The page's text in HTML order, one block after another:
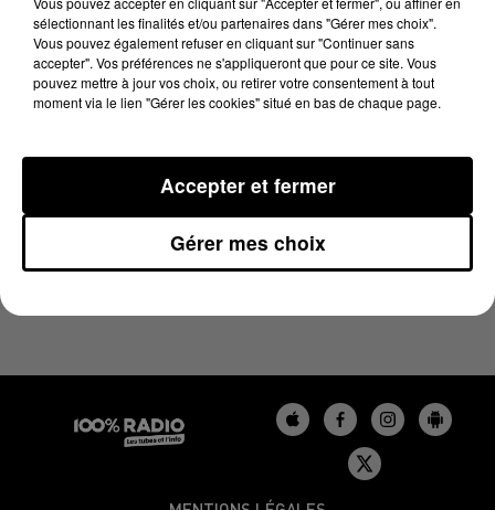
26 mai 2026 - 1 min 14 sec
L'AGENDA DU GERS DU 26/05/2026 À 06H47
sélectionnant les finalités et/ou partenaires dans "Gérer mes choix".
Vous pouvez également refuser en cliquant sur "Continuer sans
accepter". Vos préférences ne s'appliqueront que pour ce site. Vous
pouvez mettre à jour vos choix, ou retirer votre consentement à tout
moment via le lien "Gérer les cookies" situé en bas de chaque page.
Gérer mes choix
Accepter et fermer